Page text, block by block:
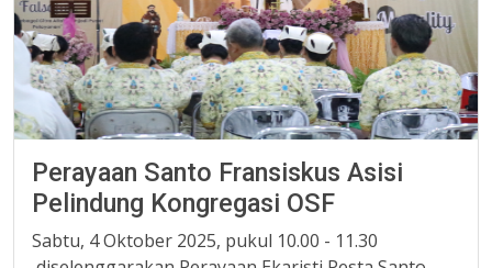
Perayaan Santo Fransiskus Asisi
Pelindung Kongregasi OSF
Sabtu, 4 Oktober 2025, pukul 10.00 - 11.30